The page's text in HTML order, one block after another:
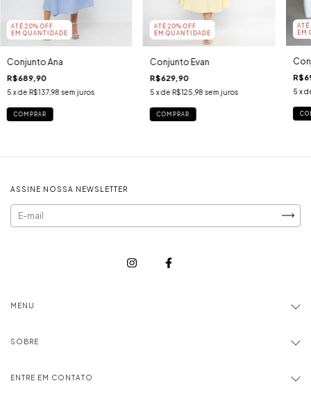
ATÉ 20% OFF
EM QUANTIDADE
Conjunto Ana
R$689,90
5 x de R$137,98 sem juros
COMPRAR
ATÉ 20% OFF
EM QUANTIDADE
Conjunto Evan
R$629,90
5 x de R$125,98 sem juros
COMPRAR
ATÉ
EM
5 x
ASSINE NOSSA NEWSLETTER
MENU
SOBRE
ENTRE EM CONTATO